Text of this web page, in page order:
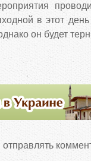
в этот
он будет
отправлять